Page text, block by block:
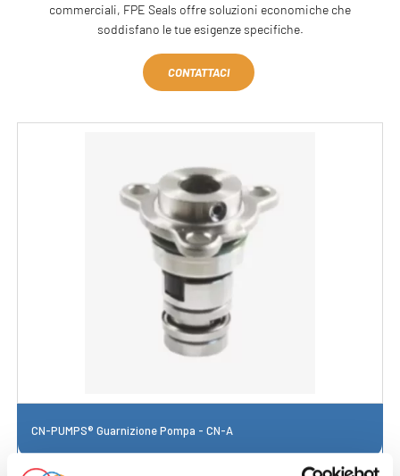
commerciali, FPE Seals offre soluzioni economiche che
soddisfano le tue esigenze specifiche.
CONTATTACI
CN-PUMPS® Guarnizione Pompa - CN-A